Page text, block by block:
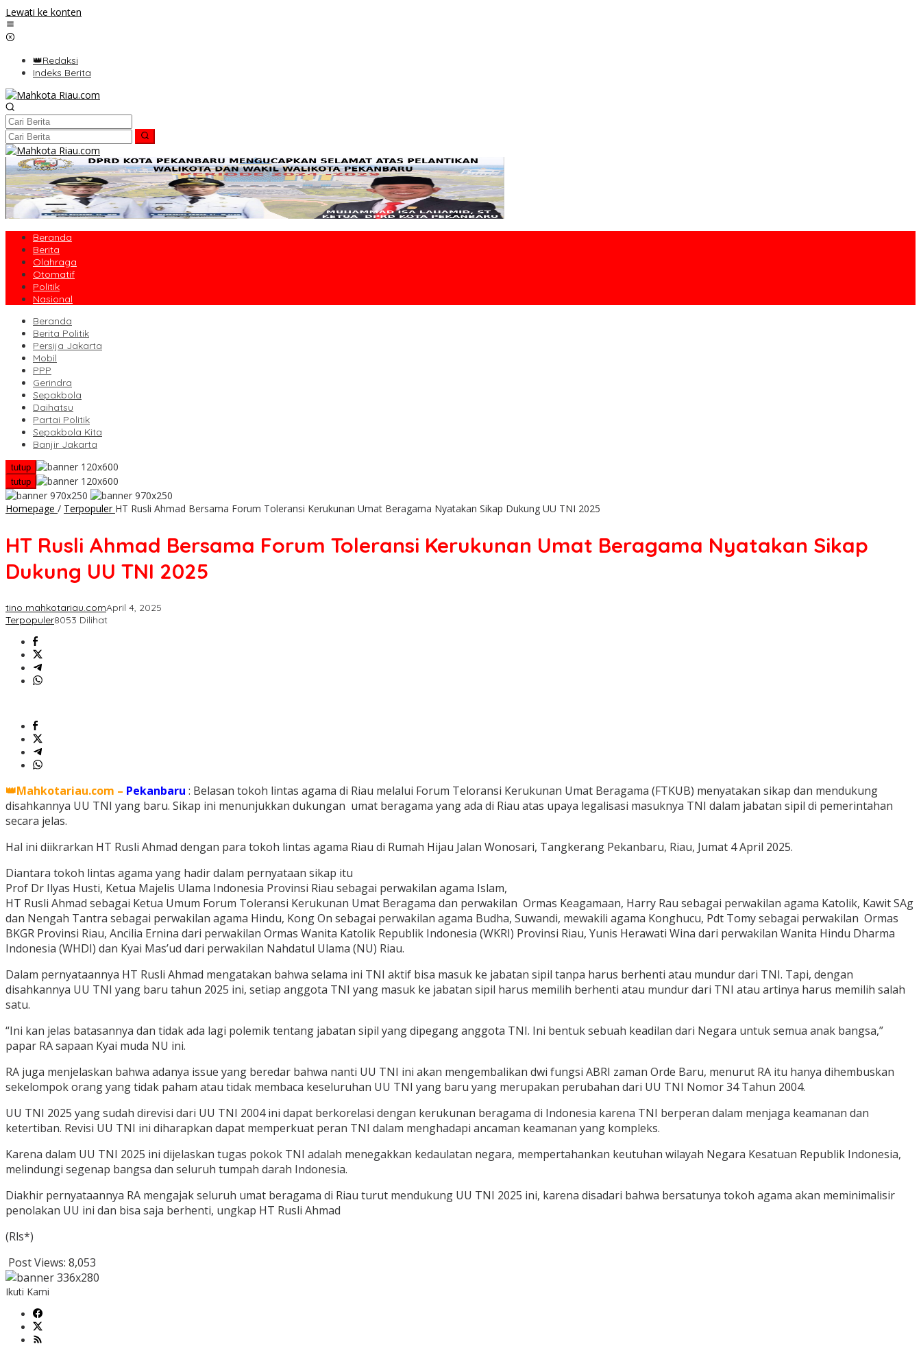
Lewati ke konten
👑Redaksi
Indeks Berita
Beranda
Berita
Olahraga
Otomatif
Politik
Nasional
Beranda
Berita Politik
Persija Jakarta
Mobil
PPP
Gerindra
Sepakbola
Daihatsu
Partai Politik
Sepakbola Kita
Banjir Jakarta
tutup
tutup
Homepage / Terpopuler HT Rusli Ahmad Bersama Forum Toleransi Kerukunan Umat Beragama Nyatakan Sikap Dukung UU TNI 2025
HT Rusli Ahmad Bersama Forum Toleransi Kerukunan Umat Beragama Nyatakan Sikap
Dukung UU TNI 2025
tino mahkotariau.comApril 4, 2025
Terpopuler8053 Dilihat
👑Mahkotariau.com – Pekanbaru : Belasan tokoh lintas agama di Riau melalui Forum Teloransi Kerukunan Umat Beragama (FTKUB) menyatakan sikap dan mendukung
disahkannya UU TNI yang baru. Sikap ini menunjukkan dukungan umat beragama yang ada di Riau atas upaya legalisasi masuknya TNI dalam jabatan sipil di pemerintahan
secara jelas.
Hal ini diikrarkan HT Rusli Ahmad dengan para tokoh lintas agama Riau di Rumah Hijau Jalan Wonosari, Tangkerang Pekanbaru, Riau, Jumat 4 April 2025.
Diantara tokoh lintas agama yang hadir dalam pernyataan sikap itu
Prof Dr Ilyas Husti, Ketua Majelis Ulama Indonesia Provinsi Riau sebagai perwakilan agama Islam,
HT Rusli Ahmad sebagai Ketua Umum Forum Toleransi Kerukunan Umat Beragama dan perwakilan Ormas Keagamaan, Harry Rau sebagai perwakilan agama Katolik, Kawit SAg
dan Nengah Tantra sebagai perwakilan agama Hindu, Kong On sebagai perwakilan agama Budha, Suwandi, mewakili agama Konghucu, Pdt Tomy sebagai perwakilan Ormas
BKGR Provinsi Riau, Ancilia Ernina dari perwakilan Ormas Wanita Katolik Republik Indonesia (WKRI) Provinsi Riau, Yunis Herawati Wina dari perwakilan Wanita Hindu Dharma
Indonesia (WHDI) dan Kyai Mas’ud dari perwakilan Nahdatul Ulama (NU) Riau.
Dalam pernyataannya HT Rusli Ahmad mengatakan bahwa selama ini TNI aktif bisa masuk ke jabatan sipil tanpa harus berhenti atau mundur dari TNI. Tapi, dengan
disahkannya UU TNI yang baru tahun 2025 ini, setiap anggota TNI yang masuk ke jabatan sipil harus memilih berhenti atau mundur dari TNI atau artinya harus memilih salah
satu.
“Ini kan jelas batasannya dan tidak ada lagi polemik tentang jabatan sipil yang dipegang anggota TNI. Ini bentuk sebuah keadilan dari Negara untuk semua anak bangsa,”
papar RA sapaan Kyai muda NU ini.
RA juga menjelaskan bahwa adanya issue yang beredar bahwa nanti UU TNI ini akan mengembalikan dwi fungsi ABRI zaman Orde Baru, menurut RA itu hanya dihembuskan
sekelompok orang yang tidak paham atau tidak membaca keseluruhan UU TNI yang baru yang merupakan perubahan dari UU TNI Nomor 34 Tahun 2004.
UU TNI 2025 yang sudah direvisi dari UU TNI 2004 ini dapat berkorelasi dengan kerukunan beragama di Indonesia karena TNI berperan dalam menjaga keamanan dan
ketertiban. Revisi UU TNI ini diharapkan dapat memperkuat peran TNI dalam menghadapi ancaman keamanan yang kompleks.
Karena dalam UU TNI 2025 ini dijelaskan tugas pokok TNI adalah menegakkan kedaulatan negara, mempertahankan keutuhan wilayah Negara Kesatuan Republik Indonesia,
melindungi segenap bangsa dan seluruh tumpah darah Indonesia.
Diakhir pernyataannya RA mengajak seluruh umat beragama di Riau turut mendukung UU TNI 2025 ini, karena disadari bahwa bersatunya tokoh agama akan meminimalisir
penolakan UU ini dan bisa saja berhenti, ungkap HT Rusli Ahmad
(Rls*)
Post Views: 8,053
Ikuti Kami